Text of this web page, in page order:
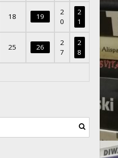
18 19
2
0
2
1
25 26
2
7
2
8